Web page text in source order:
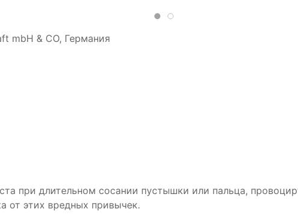
mbH & CO, Германия
при длительном сосании пустышки или пальца,
от этих вредных привычек.